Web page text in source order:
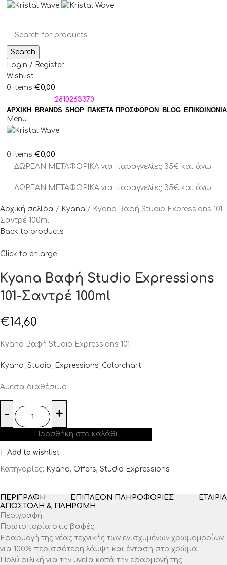
Search
Login / Register
Wishlist
0 items €0,00
2810263370
ΑΡΧΙΚΗ
BRANDS SHOP ΠΑΚΈΤΑ ΠΡΟΣΦΟΡΏΝ BLOG ΕΠΙΚΟΙΝΩΝΙΑ
Menu
0 items €0,00
ΔΩΡΕΑΝ ΜΕΤΑΦΟΡΙΚΑ για παραγγελίες 35€ και άνω.
ΔΩΡΕΑΝ ΜΕΤΑΦΟΡΙΚΑ για παραγγελίες 35€ και άνω.
Αρχική σελίδα Kyana
Kyana Βαφή Studio Expressions 101-
Σαντρέ 100ml
Back to products
Click to enlarge
Kyana Βαφή Studio Expressions
101-Σαντρέ 100ml
€14,60
Kyana Βαφή Studio Expressions 101
Kyana_Studio_Expressions_Colorchart
Άμεσα διαθέσιμο
Προσθήκη στο καλάθι
Add to wishlist
Κατηγορίες: Kyana, Offers, Studio Expressions
ΠΕΡΙΓΡΑΦΉ ΕΠΙΠΛΈΟΝ ΠΛΗΡΟΦΟΡΊΕΣ
ΕΤΑΙΡΊΑ
ΑΠΟΣΤΟΛΉ & ΠΛΗΡΩΜΉ
Περιγραφή
Πρωτοπορία στις βαφές.
Εφαρμογή της νέας τεχνικής των ενισχυμένων χρωμομορίων
για 100% περισσότερη λάμψη και ένταση στο χρώμα
Πολύ φιλική για την υγεία κατά την εφαρμογή της.